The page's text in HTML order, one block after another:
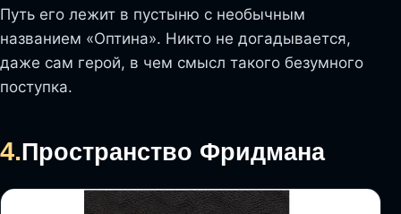
Путь его лежит в пустыню с необычным
названием «Оптина». Никто не догадывается,
даже сам герой, в чем смысл такого безумного
поступка.
4.Пространство Фридмана